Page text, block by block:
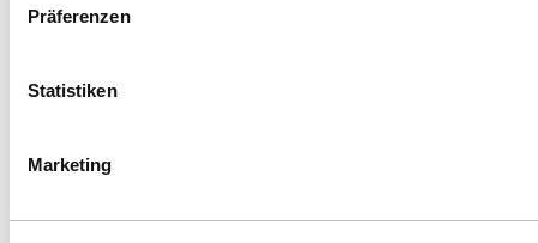
Präferenzen
Statistiken
Marketing
Besondere